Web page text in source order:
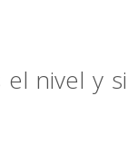
nivel y si